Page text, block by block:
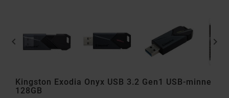
 
Kingston Exodia Onyx USB 3.2 Gen1 USB-minne
128GB